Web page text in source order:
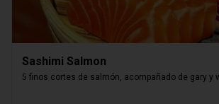
Sashimi Salmon
5 finos cortes de salmón, acompañado de gary y